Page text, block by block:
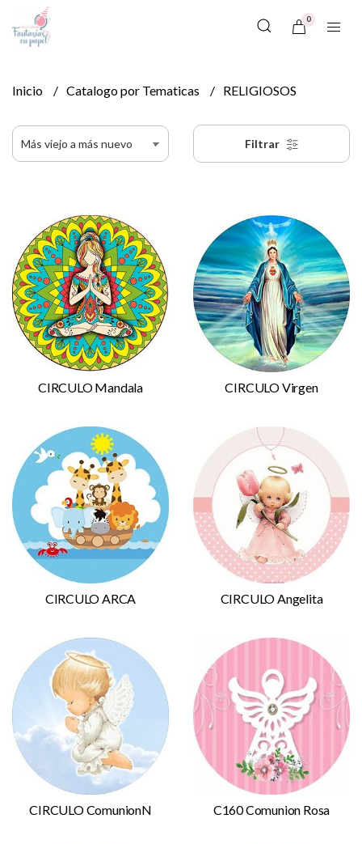
0
Inicio Catalogo por Tematicas RELIGIOSOS
Filtrar
CIRCULO Mandala CIRCULO Virgen
CIRCULO ARCA CIRCULO Angelita
CIRCULO ComunionN C160 Comunion Rosa